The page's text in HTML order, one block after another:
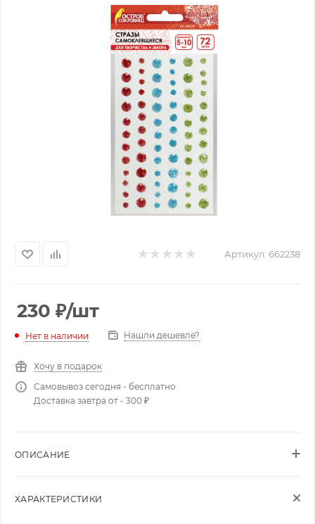
Артикул: 662238
230 ₽/шт
Нет в наличии Нашли дешевле?
Хочу в подарок
Самовывоз сегодня - бесплатно
Доставка завтра от - 300 ₽
ОПИСАНИЕ
ХАРАКТЕРИСТИКИ